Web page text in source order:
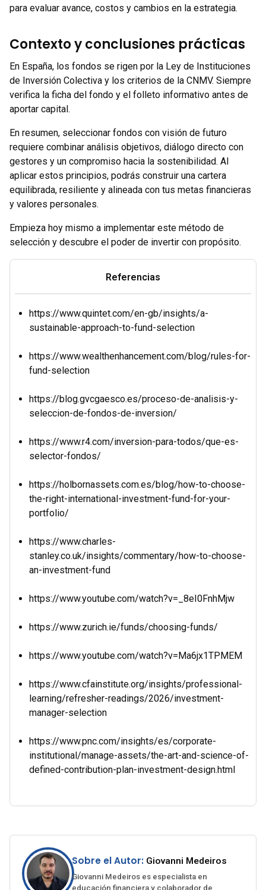
para evaluar avance, costos y cambios en la estrategia.
Contexto y conclusiones prácticas
En España, los fondos se rigen por la Ley de Instituciones
de Inversión Colectiva y los criterios de la CNMV. Siempre
verifica la ficha del fondo y el folleto informativo antes de
aportar capital.
En resumen, seleccionar fondos con visión de futuro
requiere combinar análisis objetivos, diálogo directo con
gestores y un compromiso hacia la sostenibilidad. Al
aplicar estos principios, podrás construir una cartera
equilibrada, resiliente y alineada con tus metas financieras
y valores personales.
Empieza hoy mismo a implementar este método de
selección y descubre el poder de invertir con propósito.
Referencias
https://www.quintet.com/en-gb/insights/a-
sustainable-approach-to-fund-selection
https://www.wealthenhancement.com/blog/rules-for-
fund-selection
https://blog.gvcgaesco.es/proceso-de-analisis-y-
seleccion-de-fondos-de-inversion/
https://www.r4.com/inversion-para-todos/que-es-
selector-fondos/
https://holbornassets.com.es/blog/how-to-choose-
the-right-international-investment-fund-for-your-
portfolio/
https://www.charles-
stanley.co.uk/insights/commentary/how-to-choose-
an-investment-fund
https://www.youtube.com/watch?v=_8eI0FnhMjw
https://www.zurich.ie/funds/choosing-funds/
https://www.youtube.com/watch?v=Ma6jx1TPMEM
https://www.cfainstitute.org/insights/professional-
learning/refresher-readings/2026/investment-
manager-selection
https://www.pnc.com/insights/es/corporate-
institutional/manage-assets/the-art-and-science-of-
defined-contribution-plan-investment-design.html
Sobre el Autor: Giovanni Medeiros
Giovanni Medeiros es especialista en
educación financiera y colaborador de